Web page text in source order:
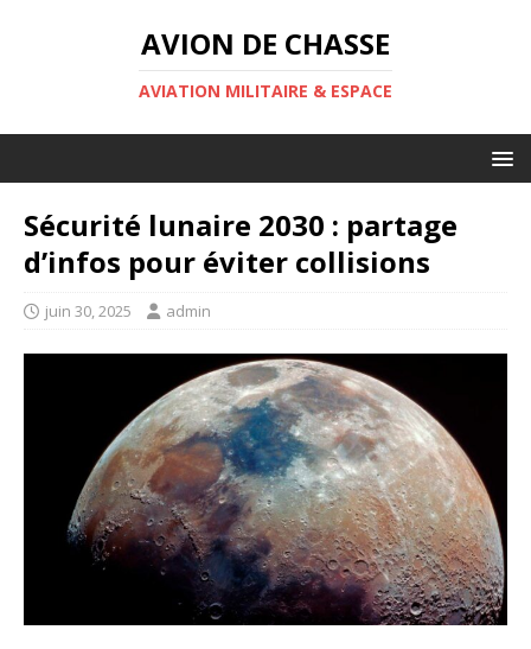
AVION DE CHASSE
AVIATION MILITAIRE & ESPACE
Sécurité lunaire 2030 : partage
d’infos pour éviter collisions
juin 30, 2025 admin